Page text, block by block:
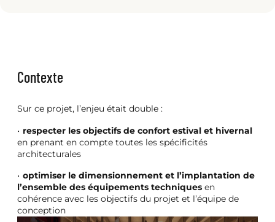
Contexte
Sur ce projet, l’enjeu était double :
respecter les objectifs de confort estival et hivernal
en prenant en compte toutes les spécificités
architecturales
optimiser le dimensionnement et l’implantation de
l’ensemble des équipements techniques en
cohérence avec les objectifs du projet et l’équipe de
conception